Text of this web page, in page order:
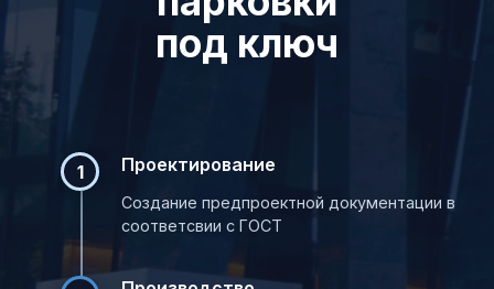
под ключ
1 Проектирование
Cоздание предпроектной документации в
соответсвии с ГОСТ